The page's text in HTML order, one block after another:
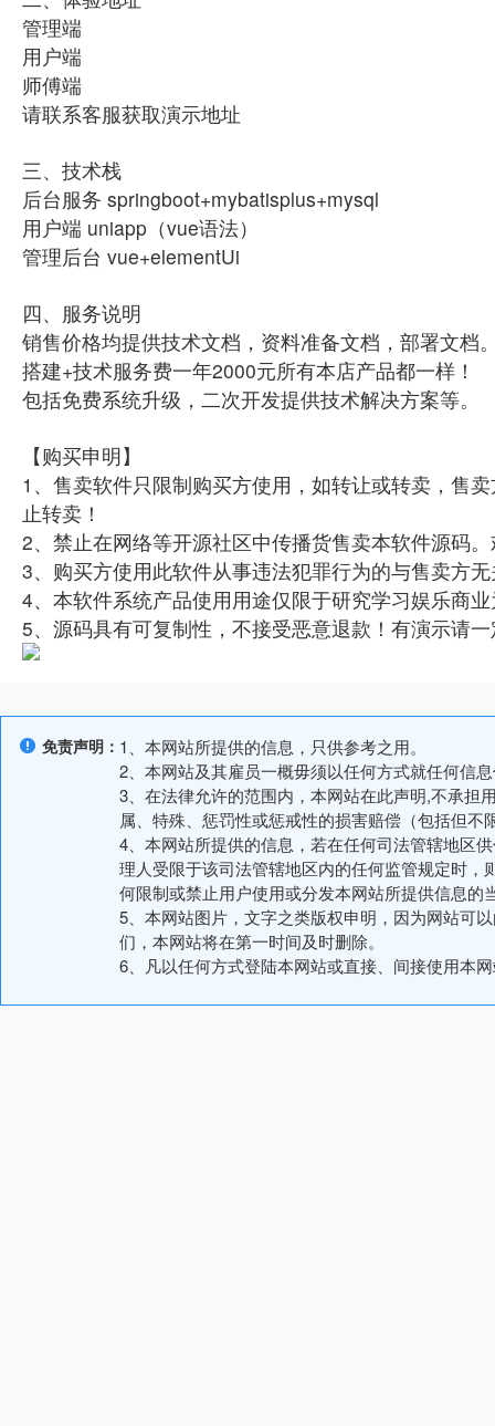
管理端
用户端
师傅端
请联系客服获取演示地址
三、技术栈
后台服务 springboot+mybatisplus+mysql
用户端 uniapp（vue语法）
管理后台 vue+elementUi
四、服务说明
销售价格均提供技术文档，资料准备文档，部署文档
搭建+技术服务费一年2000元所有本店产品都一样！
包括免费系统升级，二次开发提供技术解决方案等。
【购买申明】
1、售卖软件只限制购买方使用，如转让或转卖，售
止转卖！
2、禁止在网络等开源社区中传播货售卖本软件源码
3、购买方使用此软件从事违法犯罪行为的与售卖方
4、本软件系统产品使用用途仅限于研究学习娱乐商
5、源码具有可复制性，不接受恶意退款！有演示请
免责声明： 1、本网站所提供的信息，只供参考之用。
2、本网站及其雇员一概毋须以任何方式就任何信
3、在法律允许的范围内，本网站在此声明,不承担
属、特殊、惩罚性或惩戒性的损害赔偿（包括但
4、本网站所提供的信息，若在任何司法管辖地区
理人受限于该司法管辖地区内的任何监管规定时
何限制或禁止用户使用或分发本网站所提供信息的
5、本网站图片，文字之类版权申明，因为网站可
们，本网站将在第一时间及时删除。
6、凡以任何方式登陆本网站或直接、间接使用本